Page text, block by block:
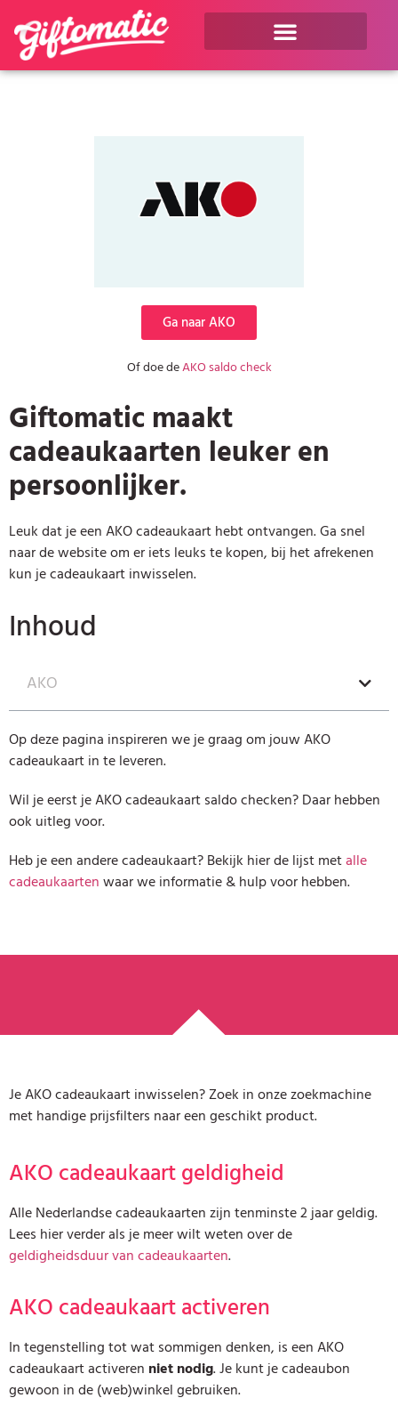
Giftomatic maakt
cadeaukaarten leuker en
persoonlijker.
Leuk dat je een AKO cadeaukaart hebt ontvangen. Ga snel
naar de website om er iets leuks te kopen, bij het afrekenen
kun je cadeaukaart inwisselen.
Inhoud
AKO
Op deze pagina inspireren we je graag om jouw AKO
cadeaukaart in te leveren.
Wil je eerst je AKO cadeaukaart saldo checken? Daar hebben
ook uitleg voor.
Heb je een andere cadeaukaart? Bekijk hier de lijst metalle
cadeaukaartenwaar we informatie & hulp voor hebben.
Ga naar AKO
Of doe deAKO saldo check
Je AKO cadeaukaart inwisselen? Zoek in onze zoekmachine
met handige prijsfilters naar een geschikt product.
AKO cadeaukaart geldigheid
Alle Nederlandse cadeaukaarten zijn tenminste 2 jaar geldig.
Lees hier verder als je meer wilt weten over de
geldigheidsduur van cadeaukaarten.
AKO cadeaukaart activeren
In tegenstelling tot wat sommigen denken, is een AKO
cadeaukaart activeren niet nodig. Je kunt je cadeaubon
gewoon in de (web)winkel gebruiken.